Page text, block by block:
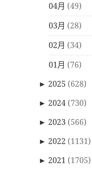
04月 (49)
03月 (28)
02月 (34)
01月 (76)
► 2025 (628)
► 2024 (730)
► 2023 (566)
► 2022 (1131)
► 2021 (1705)